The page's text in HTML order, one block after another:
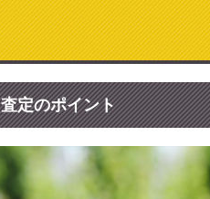
査定のポイント